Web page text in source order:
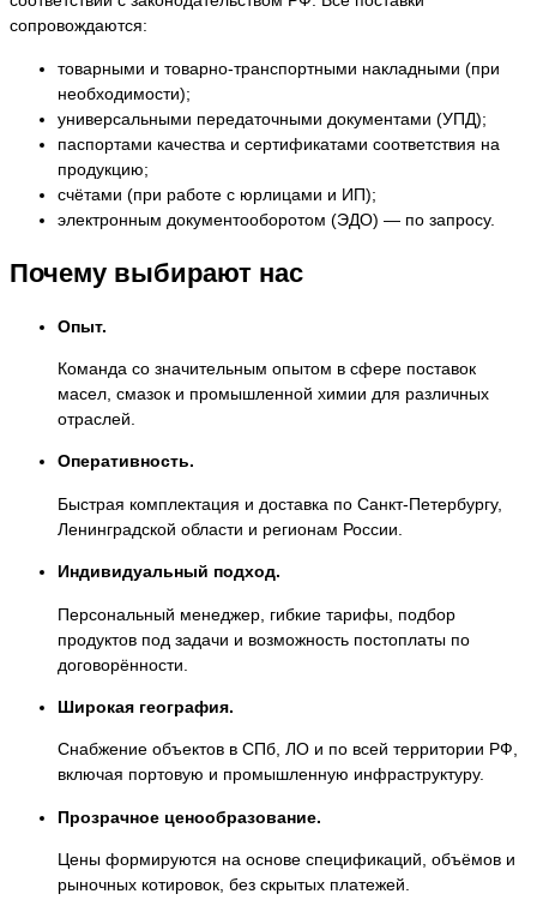
сопровождаются:
товарными и товарно-транспортными накладными (при
необходимости);
универсальными передаточными документами (УПД);
паспортами качества и сертификатами соответствия на
продукцию;
счётами (при работе с юрлицами и ИП);
электронным документооборотом (ЭДО) — по запросу.
Почему выбирают нас
Опыт.
Команда со значительным опытом в сфере поставок
масел, смазок и промышленной химии для различных
отраслей.
Оперативность.
Быстрая комплектация и доставка по Санкт-Петербургу,
Ленинградской области и регионам России.
Индивидуальный подход.
Персональный менеджер, гибкие тарифы, подбор
продуктов под задачи и возможность постоплаты по
договорённости.
Широкая география.
Снабжение объектов в СПб, ЛО и по всей территории РФ,
включая портовую и промышленную инфраструктуру.
Прозрачное ценообразование.
Цены формируются на основе спецификаций, объёмов и
рыночных котировок, без скрытых платежей.